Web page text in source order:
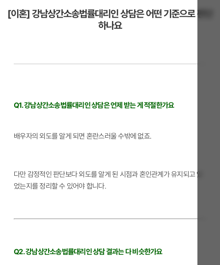
[이혼] 강남상간소송법률대리인 상담은 어떤 기준으로 판단
하나요
Q1. 강남상간소송법률대리인 상담은 언제 받는 게 적절한가요
배우자의 외도를 알게 되면 혼란스러울 수밖에 없죠.
다만 감정적인 판단보다 외도를 알게 된 시점과 혼인관계가 유지되고 있
었는지를 정리할 수 있어야 합니다.
Q2. 강남상간소송법률대리인 상담 결과는 다 비슷한가요